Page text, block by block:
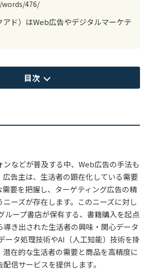
476/
アド）はWeb広告やデジタルマーケテ
目次
ンなどが普及する中、Web広告の手法も
広告主は、生活者の顕在化している需要
需要を把握し、ターゲティング広告の精
ーズが存在します。このニーズに対し
ループ書店が保有する、書籍購入を起点
導き出された生活者の興味・関心データ
ータ処理技術やAI（人工知能）技術を掛
潜在的な生活者の需要と商品を高精度に
信サービスを提供します。